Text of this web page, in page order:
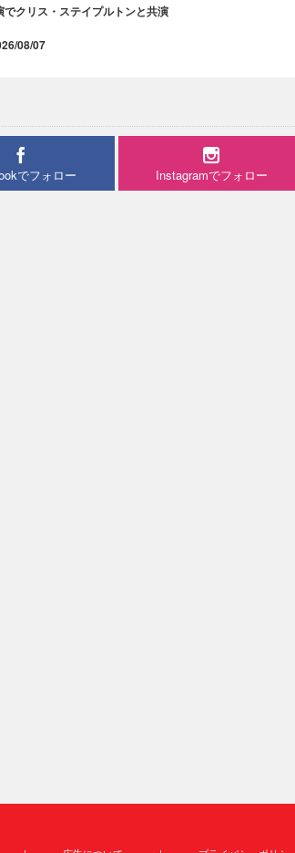
クリス・ステイプルトンと共演
08/07
でフォロー Instagramでフォロー